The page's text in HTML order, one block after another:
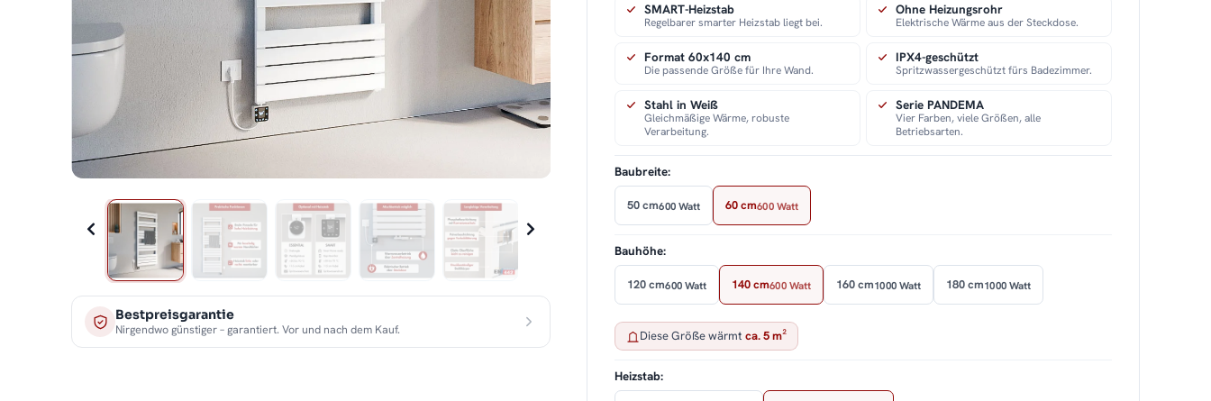
Bestpreisgarantie
Nirgendwo günstiger – garantiert. Vor und nach dem Kauf.
SMART-Heizstab
Regelbarer smarter Heizstab liegt bei.
Ohne Heizungsrohr
Elektrische Wärme aus der Steckdose.
Format 60x140 cm
Die passende Größe für Ihre Wand.
IPX4-geschützt
Spritzwassergeschützt fürs Badezimmer.
Stahl in Weiß
Gleichmäßige Wärme, robuste
Verarbeitung.
Serie PANDEMA
Vier Farben, viele Größen, alle
Betriebsarten.
Baubreite:
50 cm600 Watt 60 cm600 Watt
Bauhöhe:
120 cm600 Watt 140 cm600 Watt 160 cm1000 Watt 180 cm1000 Watt
Diese Größe wärmtca. 5 m²
Heizstab: